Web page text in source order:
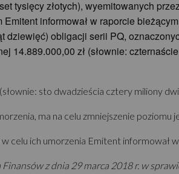
tysięcy złotych), wyemitowanych
informował w raporcie
obligacji serii PQ,
14.889.000,00 zł (słownie:
sto dwadzieścia cztery miliony
ma na celu zmniejszenie poziomu
celu ich umorzenia Emitent informował
z dnia 29 marca 2018 r. w